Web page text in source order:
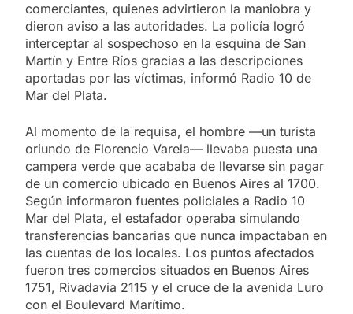
comerciantes, quienes advirtieron la maniobra y
dieron aviso a las autoridades. La policía logró
interceptar al sospechoso en la esquina de San
Martín y Entre Ríos gracias a las descripciones
aportadas por las víctimas, informó Radio 10 de
Mar del Plata.
Al momento de la requisa, el hombre —un turista
oriundo de Florencio Varela— llevaba puesta una
campera verde que acababa de llevarse sin pagar
de un comercio ubicado en Buenos Aires al 1700.
Según informaron fuentes policiales a Radio 10
Mar del Plata, el estafador operaba simulando
transferencias bancarias que nunca impactaban en
las cuentas de los locales. Los puntos afectados
fueron tres comercios situados en Buenos Aires
1751, Rivadavia 2115 y el cruce de la avenida Luro
con el Boulevard Marítimo.